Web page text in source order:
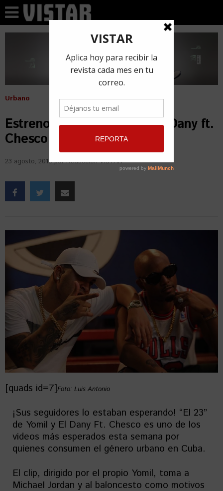
Urbano
Estreno: El 23 de Yomil y El Dany ft.
Chesco (+ Video)
23 agosto, 2018 porRedacción VISTAR
[quads id=7]Foto: Luis Antonio
¡Sus seguidores lo estaban esperando! “El 23”
de Yomil y El Dany Ft. Chesco es uno de los
videos más esperados esta semana por
quienes consumen el género urbano en Cuba.
El clip, dirigido por el propio Yomil, toma a
Michael Jordan y al baloncesto como motivos